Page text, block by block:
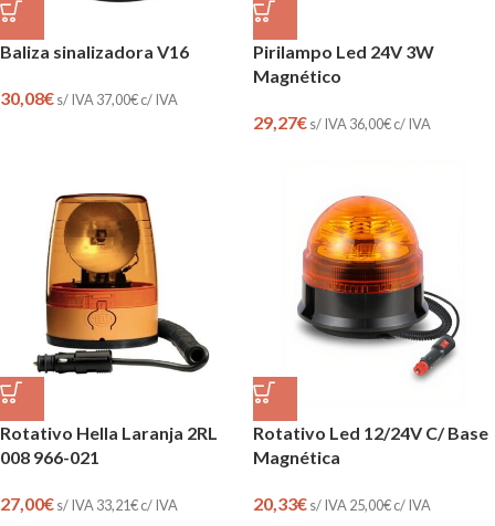
Baliza sinalizadora V16
30,08€s/ IVA 37,00€c/ IVA
Pirilampo Led 24V 3W
Magnético
29,27€s/ IVA 36,00€c/ IVA
Rotativo Hella Laranja 2RL
008 966-021
27,00€s/ IVA 33,21€c/ IVA
Rotativo Led 12/24V C/ Base
Magnética
20,33€s/ IVA 25,00€c/ IVA